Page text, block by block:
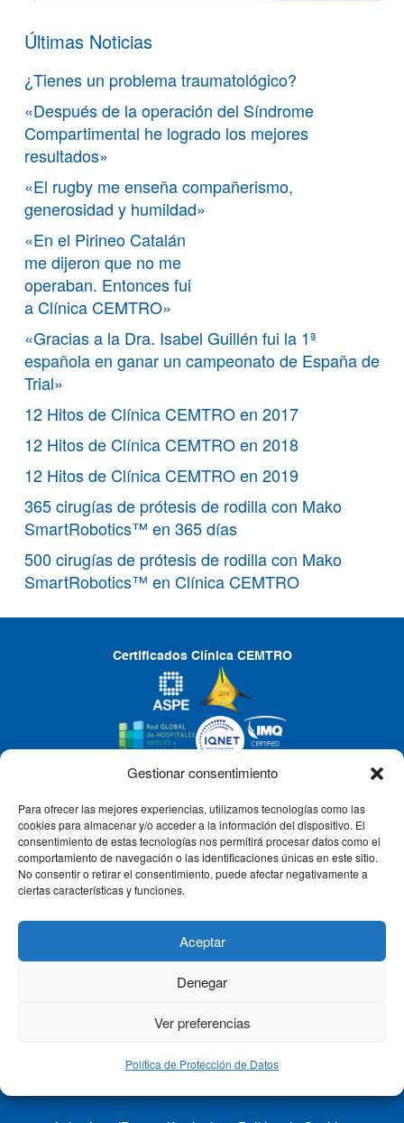
Gestionar consentimiento
Para ofrecer las mejores experiencias, utilizamos tecnologías como las
cookies para almacenar y/o acceder a la información del dispositivo. El
consentimiento de estas tecnologías nos permitirá procesar datos como el
comportamiento de navegación o las identificaciones únicas en este sitio.
No consentir o retirar el consentimiento, puede afectar negativamente a
ciertas características y funciones.
Aceptar
Denegar
Ver preferencias
Política de Protección de Datos
Últimas Noticias
¿Tienes un problema traumatológico?
«Después de la operación del Síndrome
Compartimental he logrado los mejores
resultados»
«El rugby me enseña compañerismo,
generosidad y humildad»
«En el Pirineo Catalán
me dijeron que no me
operaban. Entonces fui
a Clínica CEMTRO»
«Gracias a la Dra. Isabel Guillén fui la 1ª
española en ganar un campeonato de España de
Trial»
12 Hitos de Clínica CEMTRO en 2017
12 Hitos de Clínica CEMTRO en 2018
12 Hitos de Clínica CEMTRO en 2019
365 cirugías de prótesis de rodilla con Mako
SmartRobotics™ en 365 días
500 cirugías de prótesis de rodilla con Mako
SmartRobotics™ en Clínica CEMTRO
Certificados Clínica CEMTRO
CLÍNICA CEMTRO
QUIÉNES SOMOS